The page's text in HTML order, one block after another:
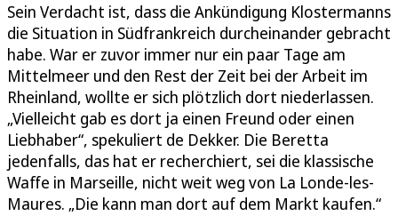
Sein Verdacht ist, dass die Ankündigung Klostermanns
die Situation in Südfrankreich durcheinander gebracht
habe. War er zuvor immer nur ein paar Tage am
Mittelmeer und den Rest der Zeit bei der Arbeit im
Rheinland, wollte er sich plötzlich dort niederlassen.
„Vielleicht gab es dort ja einen Freund oder einen
Liebhaber“, spekuliert de Dekker. Die Beretta
jedenfalls, das hat er recherchiert, sei die klassische
Waffe in Marseille, nicht weit weg von La Londe-les-
Maures. „Die kann man dort auf dem Markt kaufen.“